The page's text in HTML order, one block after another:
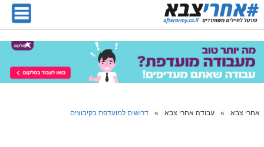
אחרי צבא » עבודה אחרי צבא » דרושים למועדפת בקיבוצים